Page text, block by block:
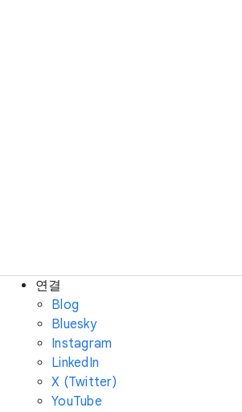
연결
Blog
Bluesky
Instagram
LinkedIn
X (Twitter)
YouTube